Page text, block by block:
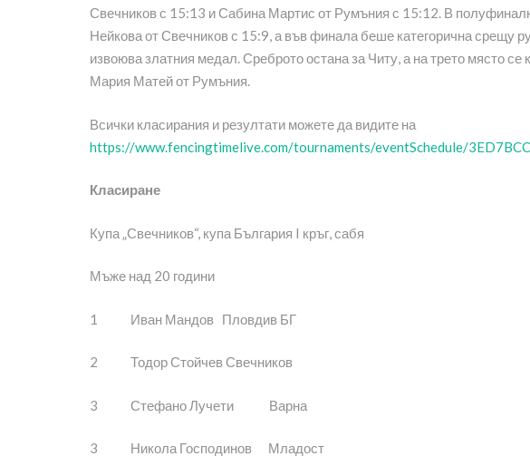
Свечников с 15:13 и Сабина Мартис от Румъния с 15:12. В
Нейкова от Свечников с 15:9, а във финала беше категорична срещу
извоюва златния медал. Среброто остана за Читу, а на трето място
Мария Матей от Румъния.
Всички класирания и резултати можете да видите на
https://www.fencingtimelive.com/tournaments/eventSchedule/
Класиране
Купа „Свечников“, купа България I кръг, сабя
Мъже над 20 години
1 Иван Мандов Пловдив БГ
2 Тодор Стойчев Свечников
3 Стефано Лучети Варна
3 Никола Господинов Младост